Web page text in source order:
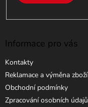
Informace pro vás
Kontakty
Reklamace a výměna zboží
Obchodní podmínky
Zpracování osobních údajů